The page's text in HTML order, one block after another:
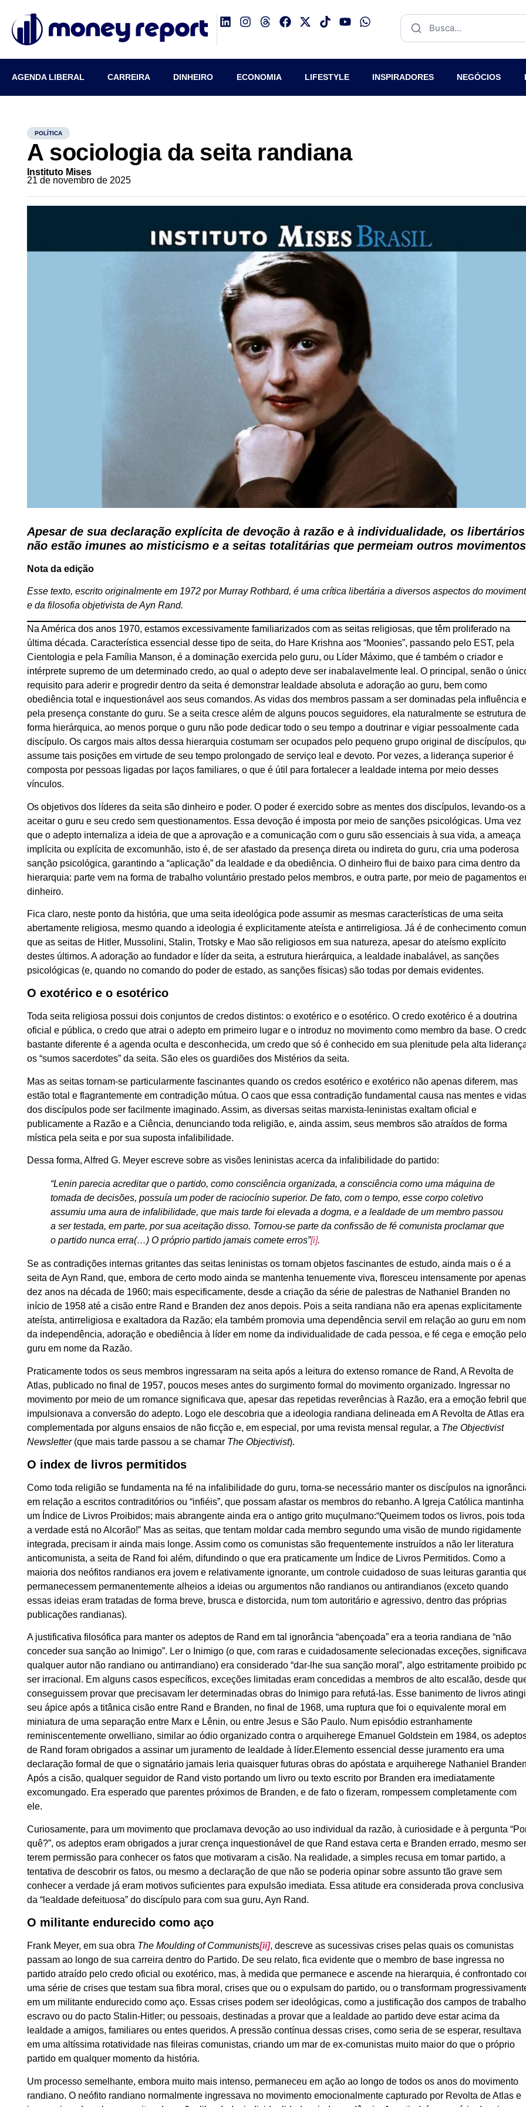
AGENDA LIBERAL CARREIRA DINHEIRO ECONOMIA LIFESTYLE INSPIRADORES NEGÓCIOS
POLÍTICA
A sociologia da seita randiana
Instituto Mises
21 de novembro de 2025
Apesar de sua declaração explícita de devoção à razão e à individualidade, os libertários
não estão imunes ao misticismo e a seitas totalitárias que permeiam outros movimentos
Nota da edição
Esse texto, escrito originalmente em 1972 por Murray Rothbard, é uma crítica libertária a diversos aspectos do
e da filosofia objetivista de Ayn Rand.
Na América dos anos 1970, estamos excessivamente familiarizados com as seitas religiosas, que têm proliferado na
última década. Característica essencial desse tipo de seita, do Hare Krishna aos “Moonies”, passando pelo EST, pela
Cientologia e pela Família Manson, é a dominação exercida pelo guru, ou Líder Máximo, que é também o criador e
intérprete supremo de um determinado credo, ao qual o adepto deve ser inabalavelmente leal. O principal, senão o
requisito para aderir e progredir dentro da seita é demonstrar lealdade absoluta e adoração ao guru, bem como
obediência total e inquestionável aos seus comandos. As vidas dos membros passam a ser dominadas pela influência e
pela presença constante do guru. Se a seita cresce além de alguns poucos seguidores, ela naturalmente se estrutura de
forma hierárquica, ao menos porque o guru não pode dedicar todo o seu tempo a doutrinar e vigiar pessoalmente cada
discípulo. Os cargos mais altos dessa hierarquia costumam ser ocupados pelo pequeno grupo original de discípulos,
assume tais posições em virtude de seu tempo prolongado de serviço leal e devoto. Por vezes, a liderança superior é
composta por pessoas ligadas por laços familiares, o que é útil para fortalecer a lealdade interna por meio desses
vínculos.
Os objetivos dos líderes da seita são dinheiro e poder. O poder é exercido sobre as mentes dos discípulos, levando-os a
aceitar o guru e seu credo sem questionamentos. Essa devoção é imposta por meio de sanções psicológicas. Uma vez
que o adepto internaliza a ideia de que a aprovação e a comunicação com o guru são essenciais à sua vida, a ameaça
implícita ou explícita de excomunhão, isto é, de ser afastado da presença direta ou indireta do guru, cria uma poderosa
sanção psicológica, garantindo a “aplicação” da lealdade e da obediência. O dinheiro flui de baixo para cima dentro da
hierarquia: parte vem na forma de trabalho voluntário prestado pelos membros, e outra parte, por meio de pagamentos
dinheiro.
Fica claro, neste ponto da história, que uma seita ideológica pode assumir as mesmas características de uma seita
abertamente religiosa, mesmo quando a ideologia é explicitamente ateísta e antirreligiosa. Já é de conhecimento
que as seitas de Hitler, Mussolini, Stalin, Trotsky e Mao são religiosos em sua natureza, apesar do ateísmo explícito
destes últimos. A adoração ao fundador e líder da seita, a estrutura hierárquica, a lealdade inabalável, as sanções
psicológicas (e, quando no comando do poder de estado, as sanções físicas) são todas por demais evidentes.
O exotérico e o esotérico
Toda seita religiosa possui dois conjuntos de credos distintos: o exotérico e o esotérico. O credo exotérico é a doutrina
oficial e pública, o credo que atrai o adepto em primeiro lugar e o introduz no movimento como membro da base. O
bastante diferente é a agenda oculta e desconhecida, um credo que só é conhecido em sua plenitude pela alta
os “sumos sacerdotes” da seita. São eles os guardiões dos Mistérios da seita.
Mas as seitas tornam-se particularmente fascinantes quando os credos esotérico e exotérico não apenas diferem, mas
estão total e flagrantemente em contradição mútua. O caos que essa contradição fundamental causa nas mentes e vidas
dos discípulos pode ser facilmente imaginado. Assim, as diversas seitas marxista-leninistas exaltam oficial e
publicamente a Razão e a Ciência, denunciando toda religião, e, ainda assim, seus membros são atraídos de forma
mística pela seita e por sua suposta infalibilidade.
Dessa forma, Alfred G. Meyer escreve sobre as visões leninistas acerca da infalibilidade do partido:
“Lenin parecia acreditar que o partido, como consciência organizada, a consciência como uma máquina de
tomada de decisões, possuía um poder de raciocínio superior. De fato, com o tempo, esse corpo coletivo
assumiu uma aura de infalibilidade, que mais tarde foi elevada a dogma, e a lealdade de um membro passou
a ser testada, em parte, por sua aceitação disso. Tornou-se parte da confissão de fé comunista proclamar que
o partido nunca erra(…) O próprio partido jamais comete erros”[i].
Se as contradições internas gritantes das seitas leninistas os tornam objetos fascinantes de estudo, ainda mais o é a
seita de Ayn Rand, que, embora de certo modo ainda se mantenha tenuemente viva, floresceu intensamente por apenas
dez anos na década de 1960; mais especificamente, desde a criação da série de palestras de Nathaniel Branden no
início de 1958 até a cisão entre Rand e Branden dez anos depois. Pois a seita randiana não era apenas explicitamente
ateísta, antirreligiosa e exaltadora da Razão; ela também promovia uma dependência servil em relação ao guru em
da independência, adoração e obediência à líder em nome da individualidade de cada pessoa, e fé cega e emoção pelo
guru em nome da Razão.
Praticamente todos os seus membros ingressaram na seita após a leitura do extenso romance de Rand, A Revolta de
Atlas, publicado no final de 1957, poucos meses antes do surgimento formal do movimento organizado. Ingressar no
movimento por meio de um romance significava que, apesar das repetidas reverências à Razão, era a emoção febril
impulsionava a conversão do adepto. Logo ele descobria que a ideologia randiana delineada em A Revolta de Atlas era
complementada por alguns ensaios de não ficção e, em especial, por uma revista mensal regular, a The Objectivist
Newsletter(que mais tarde passou a se chamar The Objectivist).
O index de livros permitidos
Como toda religião se fundamenta na fé na infalibilidade do guru, torna-se necessário manter os discípulos na
em relação a escritos contraditórios ou “infiéis”, que possam afastar os membros do rebanho. A Igreja Católica mantinha
um Índice de Livros Proibidos; mais abrangente ainda era o antigo grito muçulmano:“Queimem todos os livros, pois toda
a verdade está no Alcorão!” Mas as seitas, que tentam moldar cada membro segundo uma visão de mundo rigidamente
integrada, precisam ir ainda mais longe. Assim como os comunistas são frequentemente instruídos a não ler literatura
anticomunista, a seita de Rand foi além, difundindo o que era praticamente um Índice de Livros Permitidos. Como a
maioria dos neófitos randianos era jovem e relativamente ignorante, um controle cuidadoso de suas leituras garantia
permanecessem permanentemente alheios a ideias ou argumentos não randianos ou antirandianos (exceto quando
essas ideias eram tratadas de forma breve, brusca e distorcida, num tom autoritário e agressivo, dentro das próprias
publicações randianas).
A justificativa filosófica para manter os adeptos de Rand em tal ignorância “abençoada” era a teoria randiana de “não
conceder sua sanção ao Inimigo”. Ler o Inimigo (o que, com raras e cuidadosamente selecionadas exceções,
qualquer autor não randiano ou antirrandiano) era considerado “dar-lhe sua sanção moral”, algo estritamente proibido
ser irracional. Em alguns casos específicos, exceções limitadas eram concedidas a membros de alto escalão, desde
conseguissem provar que precisavam ler determinadas obras do Inimigo para refutá-las. Esse banimento de livros
seu ápice após a titânica cisão entre Rand e Branden, no final de 1968, uma ruptura que foi o equivalente moral em
miniatura de uma separação entre Marx e Lênin, ou entre Jesus e São Paulo. Num episódio estranhamente
reminiscentemente orwelliano, similar ao ódio organizado contra o arquiherege Emanuel Goldstein em 1984, os
de Rand foram obrigados a assinar um juramento de lealdade à líder.Elemento essencial desse juramento era uma
declaração formal de que o signatário jamais leria quaisquer futuras obras do apóstata e arquiherege Nathaniel
Após a cisão, qualquer seguidor de Rand visto portando um livro ou texto escrito por Branden era imediatamente
excomungado. Era esperado que parentes próximos de Branden, e de fato o fizeram, rompessem completamente com
ele.
Curiosamente, para um movimento que proclamava devoção ao uso individual da razão, à curiosidade e à pergunta
quê?”, os adeptos eram obrigados a jurar crença inquestionável de que Rand estava certa e Branden errado, mesmo
terem permissão para conhecer os fatos que motivaram a cisão. Na realidade, a simples recusa em tomar partido, a
tentativa de descobrir os fatos, ou mesmo a declaração de que não se poderia opinar sobre assunto tão grave sem
conhecer a verdade já eram motivos suficientes para expulsão imediata. Essa atitude era considerada prova conclusiva
da “lealdade defeituosa” do discípulo para com sua guru, Ayn Rand.
O militante endurecido como aço
Frank Meyer, em sua obra The Moulding of Communists[ii], descreve as sucessivas crises pelas quais os comunistas
passam ao longo de sua carreira dentro do Partido. De seu relato, fica evidente que o membro de base ingressa no
partido atraído pelo credo oficial ou exotérico, mas, à medida que permanece e ascende na hierarquia, é confrontado
uma série de crises que testam sua fibra moral, crises que ou o expulsam do partido, ou o transformam
em um militante endurecido como aço. Essas crises podem ser ideológicas, como a justificação dos campos de trabalho
escravo ou do pacto Stalin-Hitler; ou pessoais, destinadas a provar que a lealdade ao partido deve estar acima da
lealdade a amigos, familiares ou entes queridos. A pressão contínua dessas crises, como seria de se esperar, resultava
em uma altíssima rotatividade nas fileiras comunistas, criando um mar de ex-comunistas muito maior do que o próprio
partido em qualquer momento da história.
Um processo semelhante, embora muito mais intenso, permaneceu em ação ao longo de todos os anos do movimento
randiano. O neófito randiano normalmente ingressava no movimento emocionalmente capturado por Revolta de Atlas e